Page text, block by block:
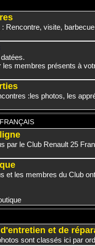
Rencontre, visite,
membres présents à
:les photos, les
par le Club Renault 25
et les membres du Club
et de
sont classés ici par